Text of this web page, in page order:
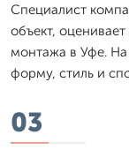
Специалист
объект,
монтажа в Уфе.
форму, стиль и
03